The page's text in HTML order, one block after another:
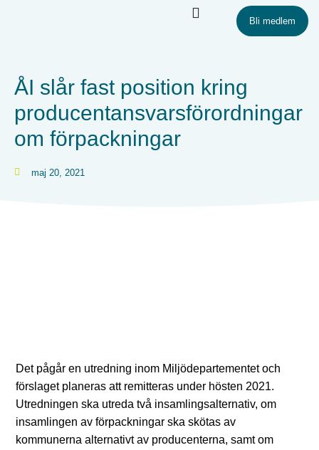
Bli medlem
ÅI slår fast position kring
producentansvarsförordningar
om förpackningar
maj 20, 2021
Det pågår en utredning inom Miljödepartementet och
förslaget planeras att remitteras under hösten 2021.
Utredningen ska utreda två insamlingsalternativ, om
insamlingen av förpackningar ska skötas av
kommunerna alternativt av producenterna, samt om